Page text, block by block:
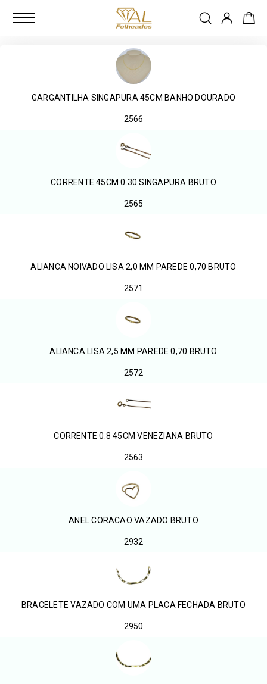
GARGANTILHA SINGAPURA 45CM BANHO DOURADO
2566
CORRENTE 45CM 0.30 SINGAPURA BRUTO
2565
ALIANCA NOIVADO LISA 2,0 MM PAREDE 0,70 BRUTO
2571
ALIANCA LISA 2,5 MM PAREDE 0,70 BRUTO
2572
CORRENTE 0.8 45CM VENEZIANA BRUTO
2563
ANEL CORACAO VAZADO BRUTO
2932
BRACELETE VAZADO COM UMA PLACA FECHADA BRUTO
2950